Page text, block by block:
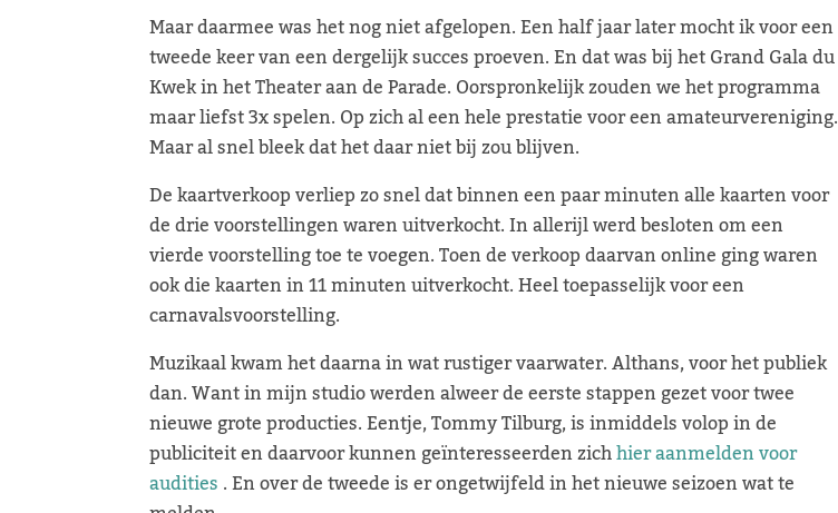
Maar daarmee was het nog niet afgelopen. Een half jaar later mocht ik voor een
tweede keer van een dergelijk succes proeven. En dat was bij het Grand Gala du
Kwek in het Theater aan de Parade. Oorspronkelijk zouden we het programma
maar liefst 3x spelen. Op zich al een hele prestatie voor een amateurvereniging.
Maar al snel bleek dat het daar niet bij zou blijven.
De kaartverkoop verliep zo snel dat binnen een paar minuten alle kaarten voor
de drie voorstellingen waren uitverkocht. In allerijl werd besloten om een
vierde voorstelling toe te voegen. Toen de verkoop daarvan online ging waren
ook die kaarten in 11 minuten uitverkocht. Heel toepasselijk voor een
carnavalsvoorstelling.
Muzikaal kwam het daarna in wat rustiger vaarwater. Althans, voor het publiek
dan. Want in mijn studio werden alweer de eerste stappen gezet voor twee
nieuwe grote producties. Eentje, Tommy Tilburg, is inmiddels volop in de
publiciteit en daarvoor kunnen geïnteresseerden zichhier aanmelden voor
audities. En over de tweede is er ongetwijfeld in het nieuwe seizoen wat te